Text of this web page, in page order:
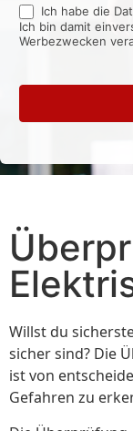
Ich habe die
Ich bin damit
Werbezwecken
Willst du
sicher sind? Die
ist von
Gefahren zu